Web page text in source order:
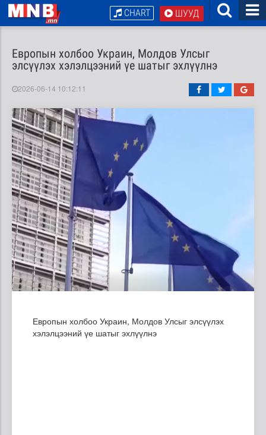
ШУУД
CHART
Европын холбоо Украин, Молдов Улсыг
элсүүлэх хэлэлцээний үе шатыг эхлүүлнэ
2026-06-14 10:12:11
Европын холбоо Украин, Молдов Улсыг элсүүлэх
хэлэлцээний үе шатыг эхлүүлнэ